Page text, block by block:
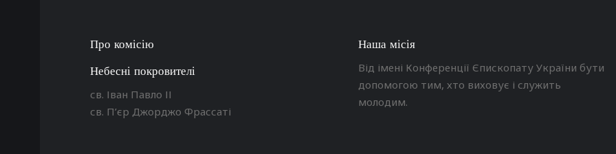
Про комісію
Небесні покровителі
св. Іван Павло ІІ
св. П’єр Джорджо Фрассаті
Наша місія
Від імені Конференції Єпископату України бути
допомогою тим, хто виховує і служить
молодим.